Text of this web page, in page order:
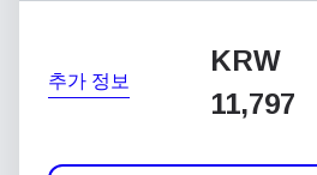
추가 정보
KRW
11,797